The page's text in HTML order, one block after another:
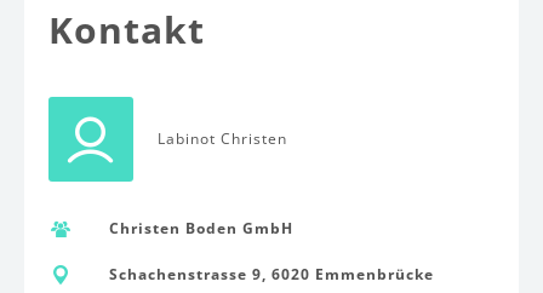
Kontakt
Labinot Christen
Christen Boden GmbH
Schachenstrasse 9, 6020 Emmenbrücke